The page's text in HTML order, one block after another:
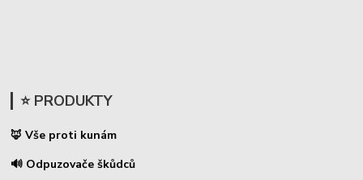
⭐ PRODUKTY
🦊 Vše proti kunám
🔊 Odpuzovače škůdců